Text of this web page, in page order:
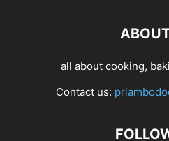
all about cooking,
Contact us: